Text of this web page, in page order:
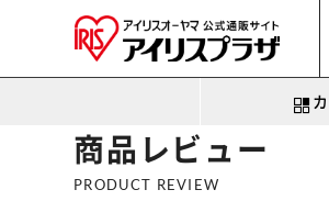
商品レビュー
PRODUCT REVIEW